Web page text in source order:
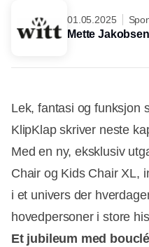
01.05.2025
Mette
Lek, fantasi og funksjon
KlipKlap skriver neste
Med en ny, eksklusiv
Chair og Kids Chair XL,
i et univers der
hovedpersoner i store
Et jubileum med